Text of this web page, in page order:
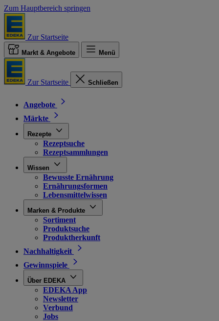
Zum Hauptbereich springen
Zur Startseite
Markt & Angebote Menü
Zur Startseite Schließen
Angebote
Märkte
Rezepte
Rezeptsuche
Rezeptsammlungen
Wissen
Bewusste Ernährung
Ernährungsformen
Lebensmittelwissen
Marken & Produkte
Sortiment
Produktsuche
Produktherkunft
Nachhaltigkeit
Gewinnspiele
Über EDEKA
EDEKA App
Newsletter
Verbund
Jobs